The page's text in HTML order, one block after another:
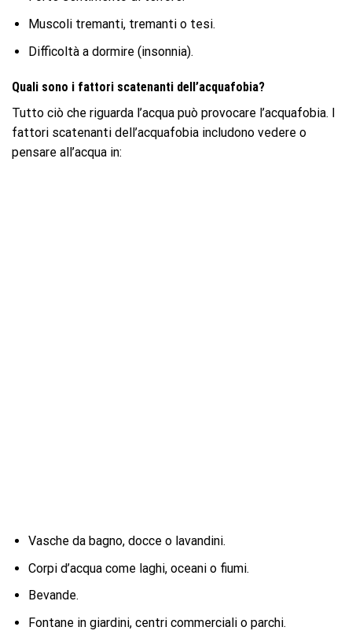
Muscoli tremanti, tremanti o tesi.
Difficoltà a dormire (insonnia).
Quali sono i fattori scatenanti dell’acquafobia?
Tutto ciò che riguarda l’acqua può provocare l’acquafobia. I
fattori scatenanti dell’acquafobia includono vedere o
pensare all’acqua in:
Vasche da bagno, docce o lavandini.
Corpi d’acqua come laghi, oceani o fiumi.
Bevande.
Fontane in giardini, centri commerciali o parchi.